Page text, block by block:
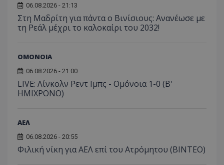
06.08.2026 - 21:13
Στη Μαδρίτη για πάντα ο Βινίσιους: Ανανέωσε με
τη Ρεάλ μέχρι το καλοκαίρι του 2032!
ΟΜΟΝΟΙΑ
06.08.2026 - 21:00
LIVE: Λίνκολν Ρεντ Ιμπς - Ομόνοια 1-0 (Β'
ΗΜΙΧΡΟΝΟ)
ΑΕΛ
06.08.2026 - 20:55
Φιλική νίκη για ΑΕΛ επί του Ατρόμητου (BINTEO)